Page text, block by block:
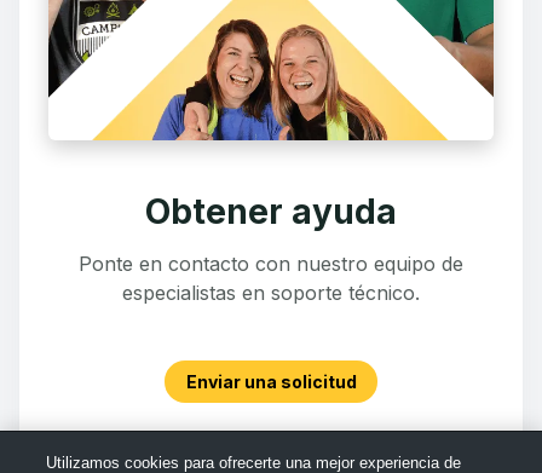
Obtener ayuda
Ponte en contacto con nuestro equipo de
especialistas en soporte técnico.
Enviar una solicitud
Utilizamos cookies para ofrecerte una mejor experiencia de